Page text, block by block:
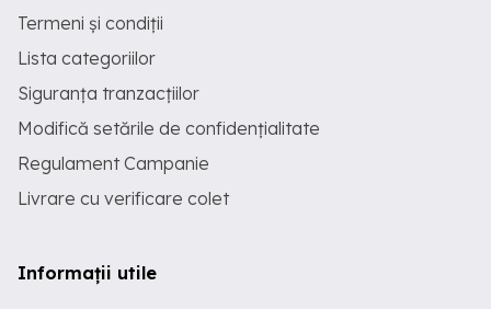
Termeni și condiții
Lista categoriilor
Siguranța tranzacțiilor
Modifică setările de confidențialitate
Regulament Campanie
Livrare cu verificare colet
Informații utile